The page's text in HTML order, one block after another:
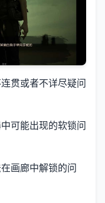
贯或者不详尽疑问
可能出现的软锁问
画廊中解锁的问